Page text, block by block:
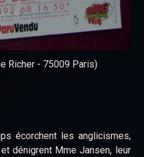
Richer - 75009 Paris)
écorchent les anglicismes,
dénigrent Mme Jansen, leur